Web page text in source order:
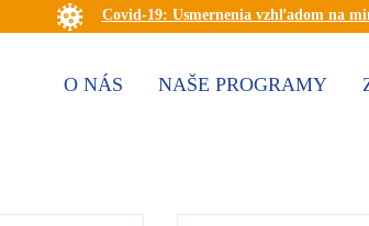
Covid-19: Usmernenia vzhľadom na
O NÁS NAŠE PROGRAMY